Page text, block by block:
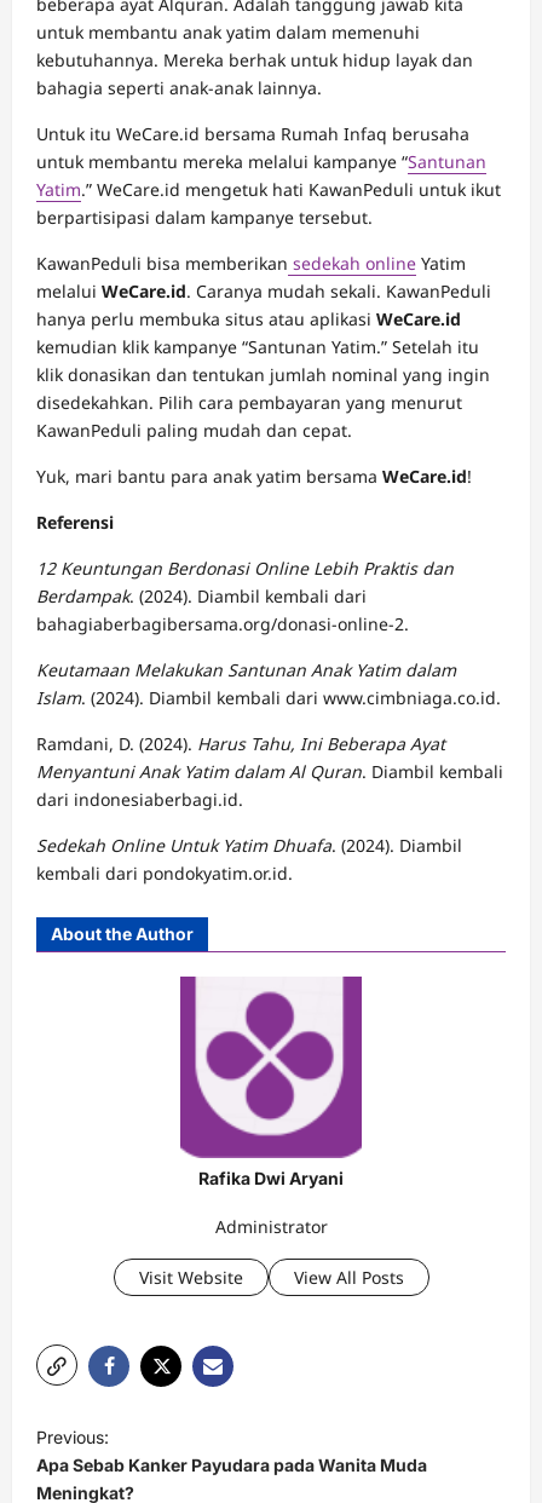
untuk membantu anak yatim dalam memenuhi
kebutuhannya. Mereka berhak untuk hidup layak dan
bahagia seperti anak-anak lainnya.
Untuk itu WeCare.id bersama Rumah Infaq berusaha
untuk membantu mereka melalui kampanye “Santunan
Yatim.” WeCare.id mengetuk hati KawanPeduli untuk ikut
berpartisipasi dalam kampanye tersebut.
KawanPeduli bisa memberikan sedekah online Yatim
melalui WeCare.id. Caranya mudah sekali. KawanPeduli
hanya perlu membuka situs atau aplikasi WeCare.id
kemudian klik kampanye “Santunan Yatim.” Setelah itu
klik donasikan dan tentukan jumlah nominal yang ingin
disedekahkan. Pilih cara pembayaran yang menurut
KawanPeduli paling mudah dan cepat.
Yuk, mari bantu para anak yatim bersama WeCare.id!
Referensi
12 Keuntungan Berdonasi Online Lebih Praktis dan
Berdampak. (2024). Diambil kembali dari
bahagiaberbagibersama.org/donasi-online-2.
Keutamaan Melakukan Santunan Anak Yatim dalam
Islam. (2024). Diambil kembali dari www.cimbniaga.co.id.
Ramdani, D. (2024). Harus Tahu, Ini Beberapa Ayat
Menyantuni Anak Yatim dalam Al Quran. Diambil kembali
dari indonesiaberbagi.id.
Sedekah Online Untuk Yatim Dhuafa. (2024). Diambil
kembali dari pondokyatim.or.id.
About the Author
Rafika Dwi Aryani
Administrator
Visit Website View All Posts
P
o
Previous:
Apa Sebab Kanker Payudara pada Wanita Muda
Meningkat?